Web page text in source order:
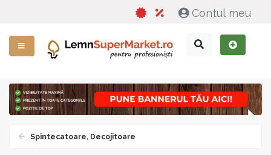
Contul meu
Spintecatoare, Decojitoare